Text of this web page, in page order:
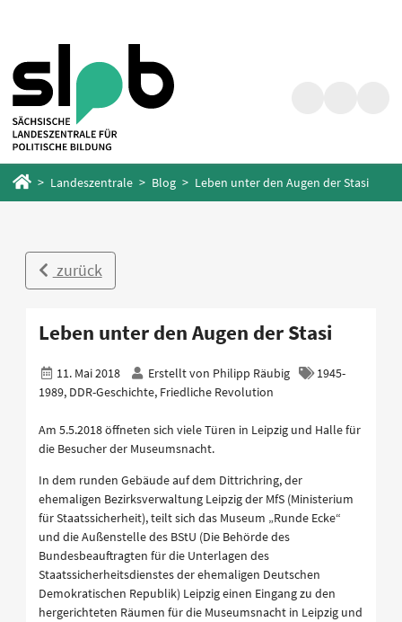
springen
springen
Startseite
Landeszentrale Blog Leben unter den Augen der Stasi
zurück
Leben unter den Augen der Stasi
11. Mai 2018 Erstellt von Philipp Räubig
1945-
1989, DDR-Geschichte, Friedliche Revolution
Am 5.5.2018 öffneten sich viele Türen in Leipzig und Halle für
die Besucher der Museumsnacht.
In dem runden Gebäude auf dem Dittrichring, der
ehemaligen Bezirksverwaltung Leipzig der MfS (Ministerium
für Staatssicherheit), teilt sich das Museum „Runde Ecke“
und die Außenstelle des BStU (Die Behörde des
Bundesbeauftragten für die Unterlagen des
Staatssicherheitsdienstes der ehemaligen Deutschen
Demokratischen Republik) Leipzig einen Eingang zu den
hergerichteten Räumen für die Museumsnacht in Leipzig und